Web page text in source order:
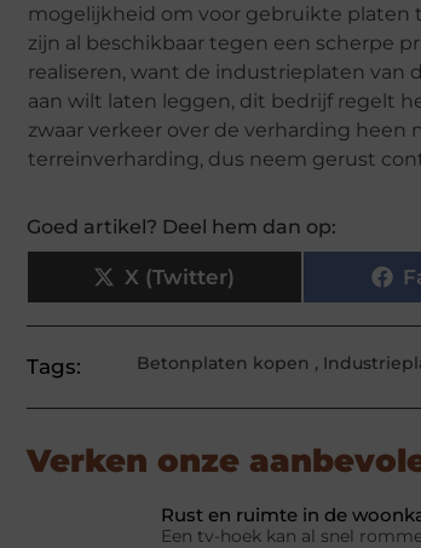
mogelijkheid om voor gebruikte platen
zijn al beschikbaar tegen een scherpe
realiseren, want de industrieplaten van
aan wilt laten leggen, dit bedrijf regelt
zwaar verkeer over de verharding
terreinverharding, dus neem gerust
Goed artikel? Deel hem dan op:
X (Twitter)
Tags: Betonplaten kopen ,
Verken onze
Rust en ruimte in de
Een tv-hoek kan al snel